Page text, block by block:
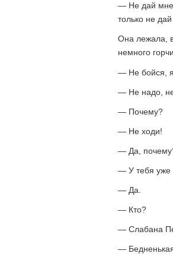
— Не дай мне
только не дай
Она лежала,
немного
— Не бойся, я
— Не надо,
— Почему?
— Не ходи!
— Да,
— У тебя уже
— Да.
— Кто?
— Слабана
—